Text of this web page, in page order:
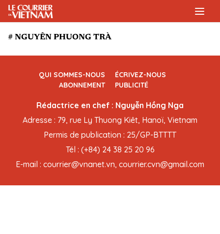
# NGUYÊN PHUONG TRÀ
QUI SOMMES-NOUS
ÉCRIVEZ-NOUS
ABONNEMENT
PUBLICITÉ
Rédactrice en chef : Nguyễn Hồng Nga
Adresse : 79, rue Ly Thuong Kiêt, Hanoï, Vietnam
Permis de publication : 25/GP-BTTTT
Tél : (+84) 24 38 25 20 96
E-mail : courrier@vnanet.vn, courrier.cvn@gmail.com